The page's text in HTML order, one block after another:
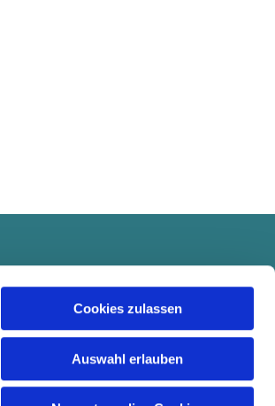
Cookies zulassen
Auswahl erlauben